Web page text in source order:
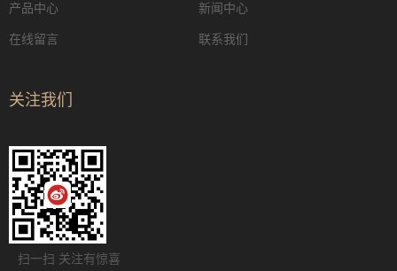
产品中心 新闻中心
在线留言 联系我们
关注我们
扫一扫 关注有惊喜